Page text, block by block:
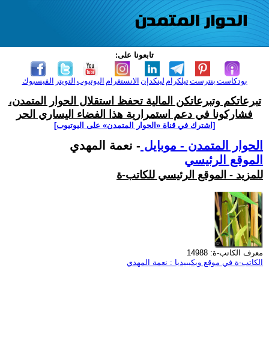
تابعونا على:
الفيسبوك التويتر اليوتيوب الانستغرام لينكدإن تيلكرامبنترست بودكاست
تبرعاتكم وتبرعاتكن المالية تحفظ استقلال الحوار المتمدن،
فشاركونا في دعم استمرارية هذا الفضاء اليساري الحر
[اشترك في قناة ‫«الحوار المتمدن» على اليوتيوب]
الحوار المتمدن - موبايل - نعمة المهدي
الموقع الرئيسي
للمزيد - الموقع الرئيسي للكاتب-ة
معرف الكاتب-ة: 14988
الكاتب-ة في موقع ويكيبيديا : نعمة المهدي